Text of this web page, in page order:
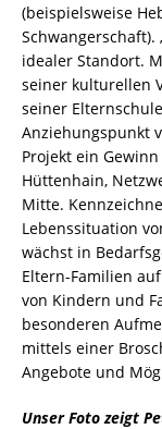
(beispielsweise
Schwangerschaft).
idealer Standort.
seiner kulturellen
seiner
Anziehungspunkt
Projekt ein
Hüttenhain,
Mitte.
Lebenssituation
wächst in
Eltern-Familien
von Kindern und
besonderen
mittels einer
Angebote und
Unser Foto zeigt